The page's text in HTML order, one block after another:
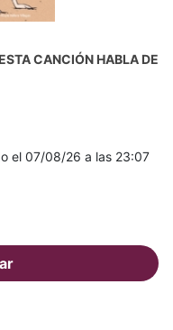
CANCIÓN HABLA DE
el 07/08/26 a las 23:07